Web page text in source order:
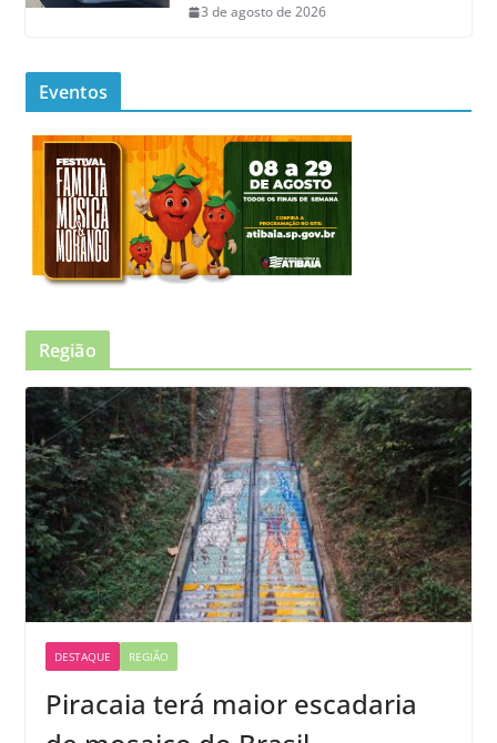
3 de agosto de 2026
Eventos
Região
DESTAQUE REGIÃO
Piracaia terá maior escadaria